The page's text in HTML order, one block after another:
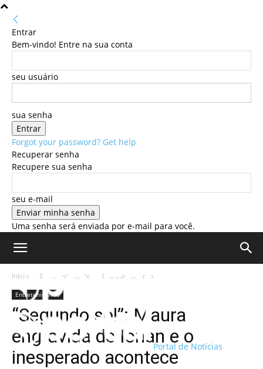
Entrar
Bem-vindo! Entre na sua conta
seu usuário
sua senha
Forgot your password? Get help
Recuperar senha
Recupere sua senha
seu e-mail
Uma senha será enviada por e-mail para você.
Portal de Notícias
Início Entretenimento Entretenimento
Entretenimento
“Segundo sol”: Maura
engravida de Ionan e o
inesperado acontece